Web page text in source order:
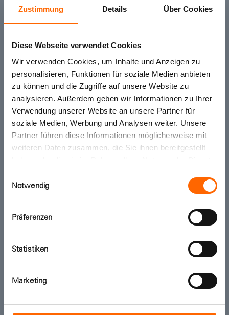
Zustimmung Details Über Cookies
Diese Webseite verwendet Cookies
Wir verwenden Cookies, um Inhalte und Anzeigen zu
personalisieren, Funktionen für soziale Medien anbieten
zu können und die Zugriffe auf unsere Website zu
analysieren. Außerdem geben wir Informationen zu Ihrer
Verwendung unserer Website an unsere Partner für
soziale Medien, Werbung und Analysen weiter. Unsere
Partner führen diese Informationen möglicherweise mit
weiteren Daten zusammen, die Sie ihnen bereitgestellt
haben oder die sie im Rahmen Ihrer Nutzung der Dienste
Notwendig
Präferenzen
Statistiken
Marketing
Farbton hinzufügen Farbton hinzufügen
No. 10
Hüterin der Freiheit
Farbton hinzufügen
No. 38
Essenz der Natur
Farbton hinzufügen
Himmlische Nachtmusik